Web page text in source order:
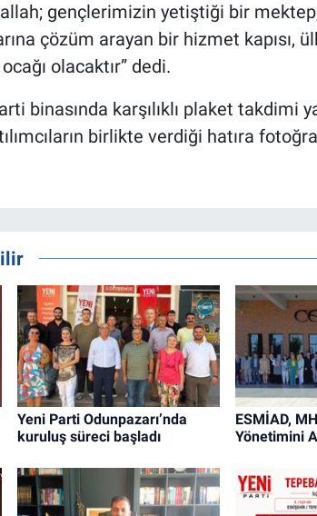
gençlerimizin yetiştiği bir
çözüm arayan bir hizmet kapısı,
olacaktır” dedi.
binasında karşılıklı plaket takdimi
birlikte verdiği hatıra
Yeni Parti Odunpazarı’nda
kuruluş süreci başladı
ESMİAD,
Yönetimini